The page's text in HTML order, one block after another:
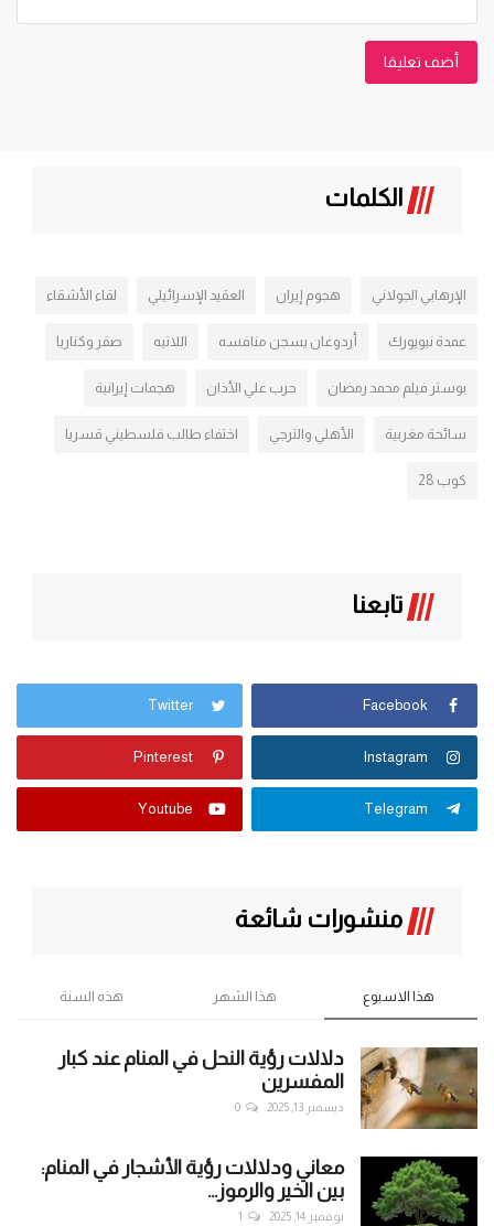
أضف تعليقا
الكلمات
الإرهابي الجولاني هجوم إيران العقيد الإسرائيلي لقاء الأشقاء
عمدة نيويورك أردوغان يسجن منافسه اللاتيه صقر وكناريا
بوستر فيلم محمد رمضان حرب علي الأذان هجمات إيرانية
سائحة مغربية الأهلي والترجي اختفاء طالب فلسطيني قسريا
كوب 28
تابعنا
Facebook
Twitter
Instagram
Pinterest
Telegram
Youtube
منشورات شائعة
هذا الاسبوع هذا الشهر هذه السنة
دلالات رؤية النحل في المنام عند كبار
المفسرين
ديسمبر 13, 2025 0
معاني ودلالات رؤية الأشجار في المنام:
بين الخير والرموز...
نوفمبر 14, 2025 1